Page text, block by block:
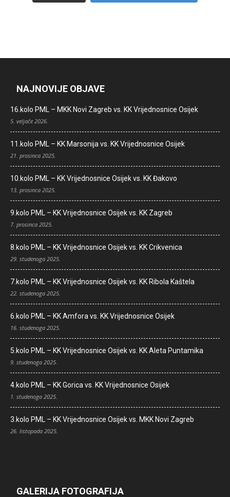
NAJNOVIJE OBJAVE
16.kolo PML – MKK Novi Zagreb vs. KK Vrijednosnice Osijek
5. veljače 2026.
11.kolo PML – KK Marsonija vs. KK Vrijednosnice Osijek
21. prosinca 2025.
10.kolo PML – KK Vrijednosnice Osijek vs. KK Đakovo
13. prosinca 2025.
9.kolo PML – KK Vrijednosnice Osijek vs. KK Zagreb
7. prosinca 2025.
8.kolo PML – KK Vrijednosnice Osijek vs. KK Crikvenica
29. studenoga 2025.
7.kolo PML – KK Vrijednosnice Osijek vs. KK Ribola Kaštela
22. studenoga 2025.
6.kolo PML – KK Amfora vs. KK Vrijednosnice Osijek
16. studenoga 2025.
5.kolo PML – KK Vrijednosnice Osijek vs. KK Aleta Puntamika
9. studenoga 2025.
4.kolo PML – KK Gorica vs. KK Vrijednosnice Osijek
1. studenoga 2025.
3.kolo PML – KK Vrijednosnice Osijek vs. MKK Novi Zagreb
26. listopada 2025.
GALERIJA FOTOGRAFIJA